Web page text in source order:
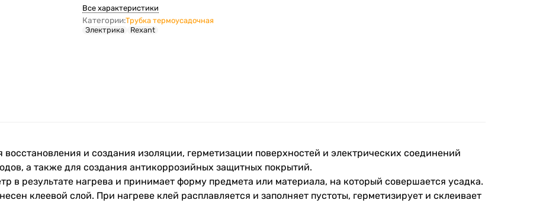
Все характеристики
Категории:Трубка термоусадочная
Электрика
Rexant
и создания изоляции, герметизации поверхностей и электрических соединений
а также для создания антикоррозийных защитных покрытий.
в результате нагрева и принимает форму предмета или материала, на который совершается усадка.
клеевой слой. При нагреве клей расплавляется и заполняет пустоты, герметизирует и склеивает